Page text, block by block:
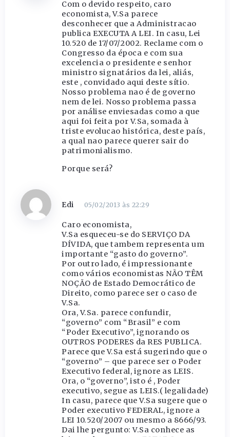
Com o devido respeito, caro
economista, V.Sa parece
desconhecer que a Administracao
publica EXECUTA A LEI. In casu, Lei
10.520 de 17/07/2002. Reclame com o
Congresso da época e com sua
excelencia o presidente e senhor
ministro signatários da lei, aliás,
este , convidado aqui deste sítio.
Nosso problema nao é de governo
nem de lei. Nosso problema passa
por análise enviesadas como a que
aqui foi feita por V.Sa, somada à
triste evolucao histórica, deste país,
a qual nao parece querer sair do
patrimonialismo.
Porque será?
Edi 05/02/2013 às 22:29
Caro economista,
V.Sa esqueceu-se do SERVIÇO DA
DÍVIDA, que tambem representa um
importante “gasto do governo”.
Por outro lado, é impressionante
como vários economistas NÃO TÊM
NOÇÃO de Estado Democrático de
Direito, como parece ser o caso de
V.Sa.
Ora, V.Sa. parece confundir,
“governo” com “Brasil” e com
“Poder Executivo”, ignorando os
OUTROS PODERES da RES PUBLICA.
Parece que V.Sa está sugerindo que o
“governo” – que parece ser o Poder
Executivo federal, ignore as LEIS.
Ora, o “governo”, isto é , Poder
executivo, segue as LEIS.( legalidade)
In casu, parece que V.Sa sugere que o
Poder executivo FEDERAL, ignore a
LEI 10.520/2007 ou mesmo a 8666/93.
Dai lhe pergunto: V.Sa conhece as